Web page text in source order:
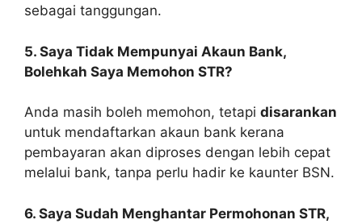
sebagai tanggungan.
5. Saya Tidak Mempunyai Akaun Bank,
Bolehkah Saya Memohon STR?
Anda masih boleh memohon, tetapi disarankan
untuk mendaftarkan akaun bank kerana
pembayaran akan diproses dengan lebih cepat
melalui bank, tanpa perlu hadir ke kaunter BSN.
6. Saya Sudah Menghantar Permohonan STR,